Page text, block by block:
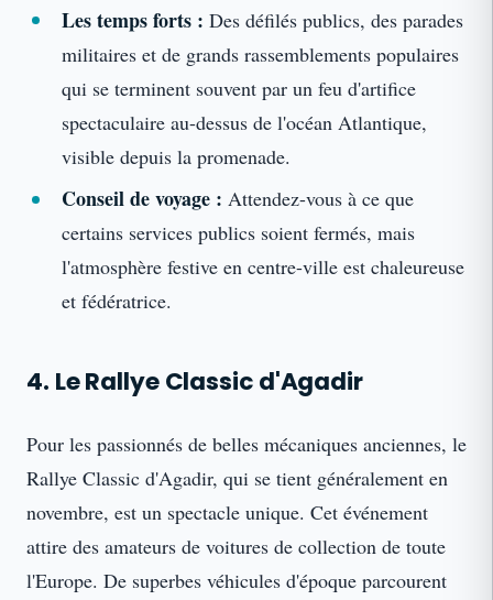
Les temps forts : Des défilés publics, des parades
militaires et de grands rassemblements populaires
qui se terminent souvent par un feu d'artifice
spectaculaire au-dessus de l'océan Atlantique,
visible depuis la promenade.
Conseil de voyage : Attendez-vous à ce que
certains services publics soient fermés, mais
l'atmosphère festive en centre-ville est chaleureuse
et fédératrice.
4. Le Rallye Classic d'Agadir
Pour les passionnés de belles mécaniques anciennes, le
Rallye Classic d'Agadir, qui se tient généralement en
novembre, est un spectacle unique. Cet événement
attire des amateurs de voitures de collection de toute
l'Europe. De superbes véhicules d'époque parcourent